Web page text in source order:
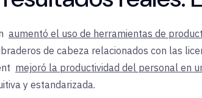
aumentó el uso de herramientas de
de cabeza relacionados con las
mejoró la productividad del personal en
y estandarizada.